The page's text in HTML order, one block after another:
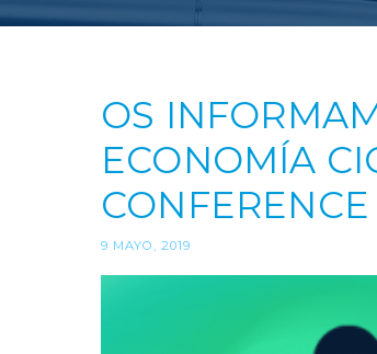
OS
ECONOMÍA
CONFERENCE
9 MAYO, 2019